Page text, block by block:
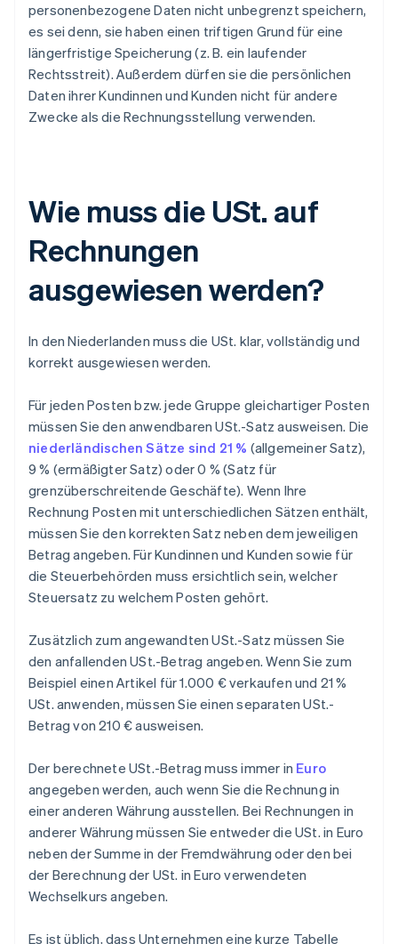
personenbezogene Daten nicht unbegrenzt speichern,
es sei denn, sie haben einen triftigen Grund für eine
längerfristige Speicherung (z. B. ein laufender
Rechtsstreit). Außerdem dürfen sie die persönlichen
Daten ihrer Kundinnen und Kunden nicht für andere
Zwecke als die Rechnungsstellung verwenden.
Wie muss die USt. auf
Rechnungen
ausgewiesen werden?
In den Niederlanden muss die USt. klar, vollständig und
korrekt ausgewiesen werden.
Für jeden Posten bzw. jede Gruppe gleichartiger Posten
müssen Sie den anwendbaren USt.-Satz ausweisen. Die
niederländischen Sätze sind 21 % (allgemeiner Satz),
9 % (ermäßigter Satz) oder 0 % (Satz für
grenzüberschreitende Geschäfte). Wenn Ihre
Rechnung Posten mit unterschiedlichen Sätzen enthält,
müssen Sie den korrekten Satz neben dem jeweiligen
Betrag angeben. Für Kundinnen und Kunden sowie für
die Steuerbehörden muss ersichtlich sein, welcher
Steuersatz zu welchem Posten gehört.
Zusätzlich zum angewandten USt.-Satz müssen Sie
den anfallenden USt.-Betrag angeben. Wenn Sie zum
Beispiel einen Artikel für 1.000 € verkaufen und 21 %
USt. anwenden, müssen Sie einen separaten USt.-
Betrag von 210 € ausweisen.
Der berechnete USt.-Betrag muss immer in Euro
angegeben werden, auch wenn Sie die Rechnung in
einer anderen Währung ausstellen. Bei Rechnungen in
anderer Währung müssen Sie entweder die USt. in Euro
neben der Summe in der Fremdwährung oder den bei
der Berechnung der USt. in Euro verwendeten
Wechselkurs angeben.
Es ist üblich, dass Unternehmen eine kurze Tabelle